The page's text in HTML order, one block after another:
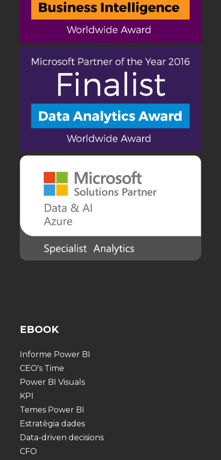
EBOOK
Informe Power BI
CEO's Time
Power BI Visuals
KPI
Temes Power BI
Estratègia dades
Data-driven decisions
CFO